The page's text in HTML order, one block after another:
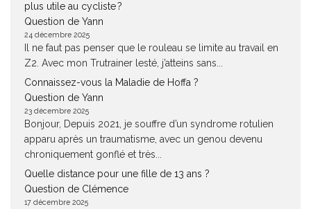
plus utile au cycliste ?
Question de Yann
24 décembre 2025
Il ne faut pas penser que le rouleau se limite au travail en
Z2. Avec mon Trutrainer lesté, j’atteins sans...
Connaissez-vous la Maladie de Hoffa ?
Question de Yann
23 décembre 2025
Bonjour, Depuis 2021, je souffre d’un syndrome rotulien
apparu après un traumatisme, avec un genou devenu
chroniquement gonflé et très...
Quelle distance pour une fille de 13 ans ?
Question de Clémence
17 décembre 2025